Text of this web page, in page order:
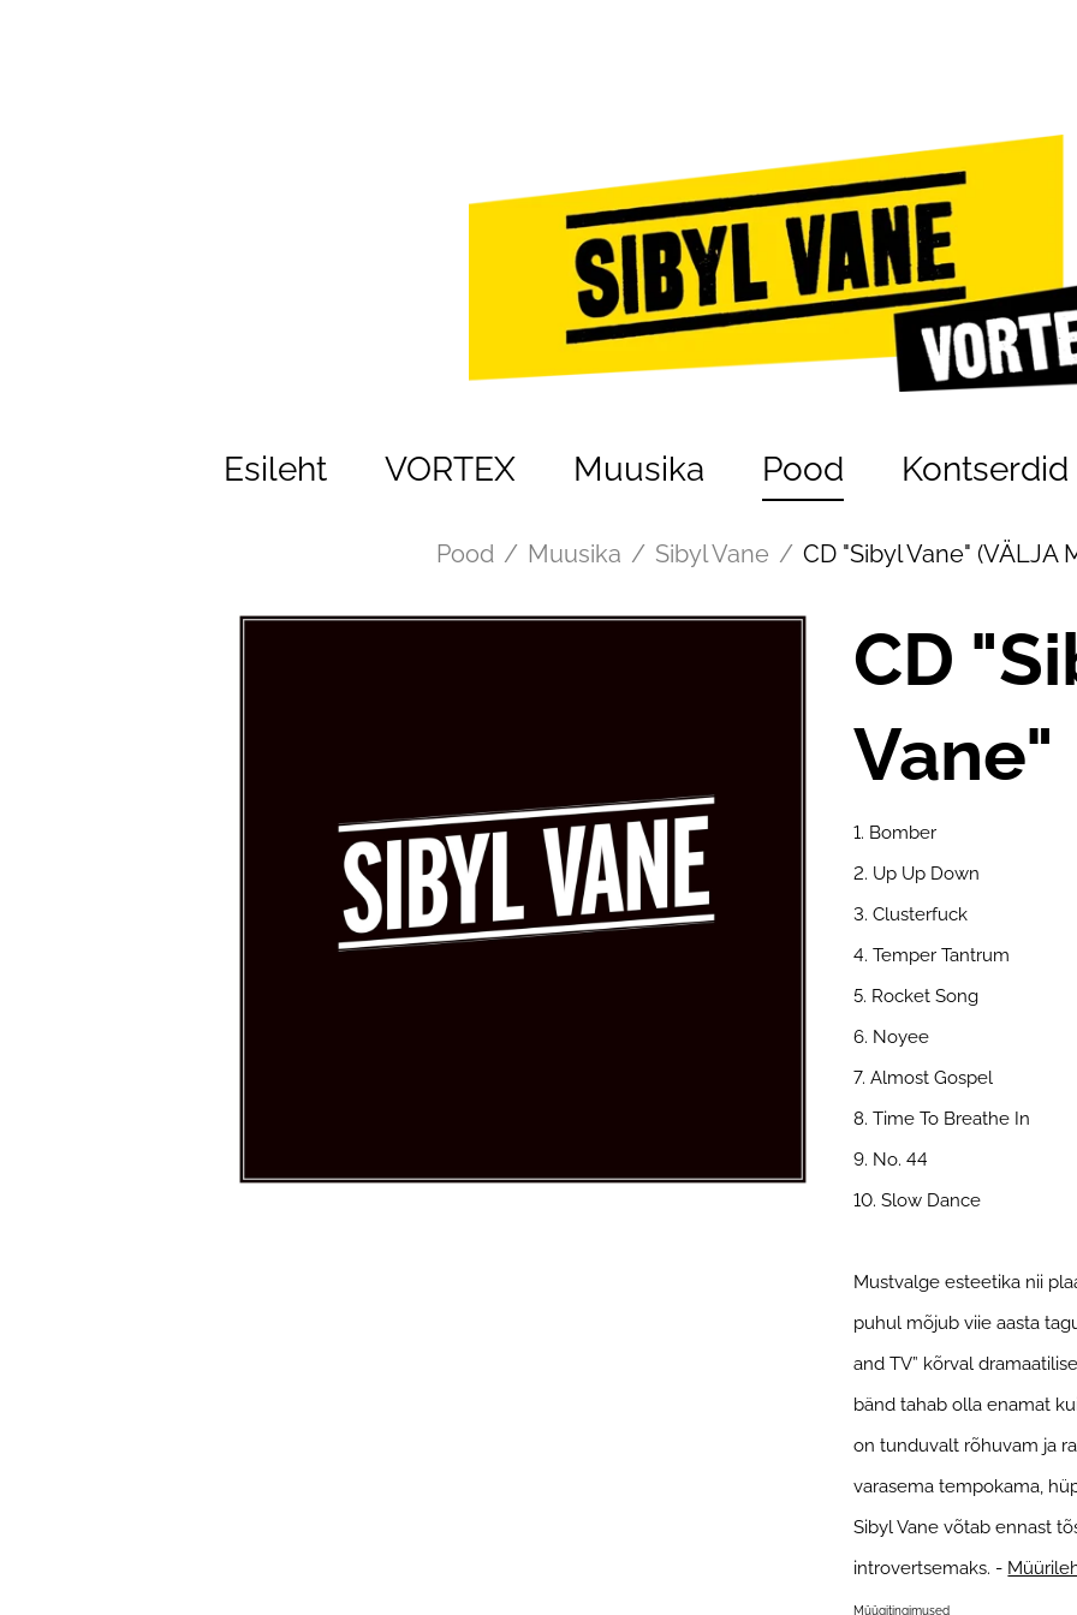
Esileht VORTEX Muusika Pood Kontserdid
Pood / Muusika / Sibyl Vane / CD "Sibyl Vane" (VÄLJA
CD
Vane"
1. Bomber
2. Up Up Down
3. Clusterfuck
4. Temper Tantrum
5. Rocket Song
6. Noyee
7. Almost Gospel
8. Time To Breathe In
9. No. 44
10. Slow Dance
Mustvalge esteetika nii
puhul mõjub viie aasta
and TV” kõrval
bänd tahab olla enamat
on tunduvalt rõhuvam ja
varasema tempokama,
Sibyl Vane võtab ennast
introvertsemaks. -
Müügitingimused